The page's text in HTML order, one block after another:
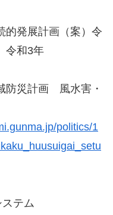
的発展計画（案）令
和3年
防災計画 風水害・
politics/1
テム